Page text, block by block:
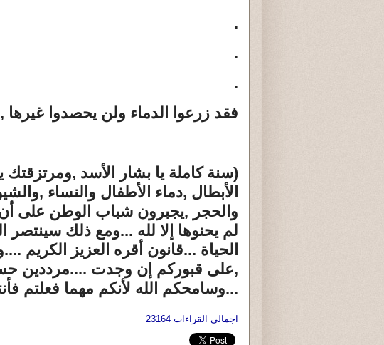
.
.
.
فقد زرعوا الدماء ولن يحصدوا غيرها
(سنة كاملة يا بشار الأسد ,ومرتزقتك
الأبطال ,دماء الأطفال والنساء
والحجر ,يجبرون شباب الوطن على
لم يحنوها إلا لله ...ومع ذلك سينتصر
الحياة ...قانون أقره العزيز الكريم
,على قبوركم إن وجدت ....مرددين
...وسامحكم الله لأنكم مهما فعلتم
اجمالي القراءات 23164